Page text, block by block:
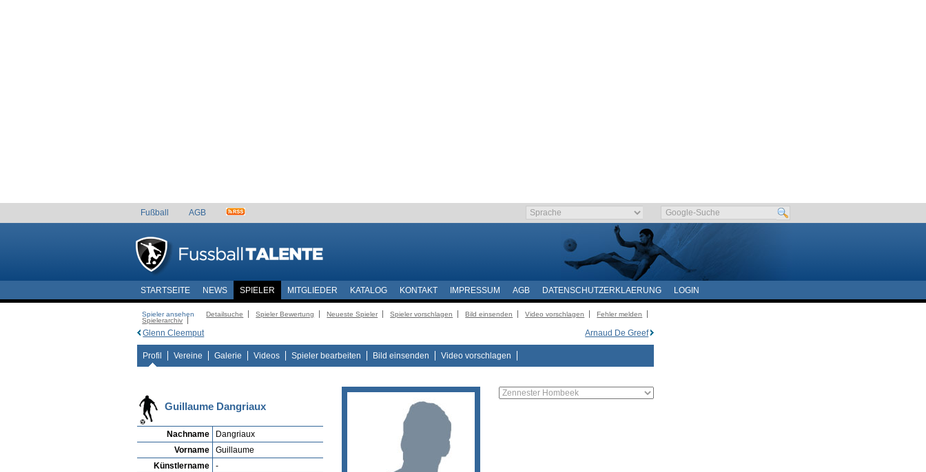
Fußball AGB
STARTSEITE NEWS SPIELER MITGLIEDER KATALOG KONTAKT IMPRESSUM AGB DATENSCHUTZERKLAERUNG LOGIN
Spieler ansehen Detailsuche Spieler Bewertung Neueste Spieler Spieler vorschlagen Bild einsenden Video vorschlagen
Fehler melden
Spielerarchiv
Arnaud De Greef
Glenn Cleemput
Profil Vereine Galerie Videos Spieler bearbeiten Bild einsenden Video vorschlagen
Guillaume Dangriaux
Nachname
Dangriaux
Vorname
Guillaume
Künstlername
-